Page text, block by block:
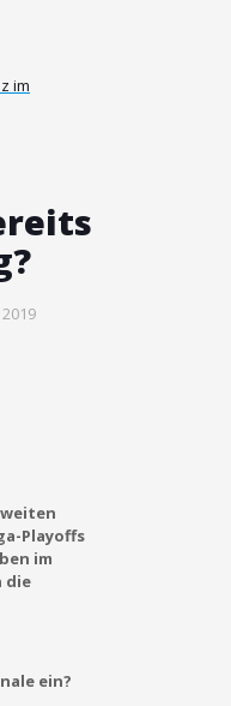
im
Playoffs
im
die
ein?